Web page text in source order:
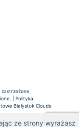
| Polityka
Białystok Clouds
ze strony wyrażasz